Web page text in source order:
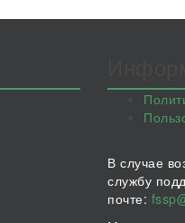
В случае
службу
почте: